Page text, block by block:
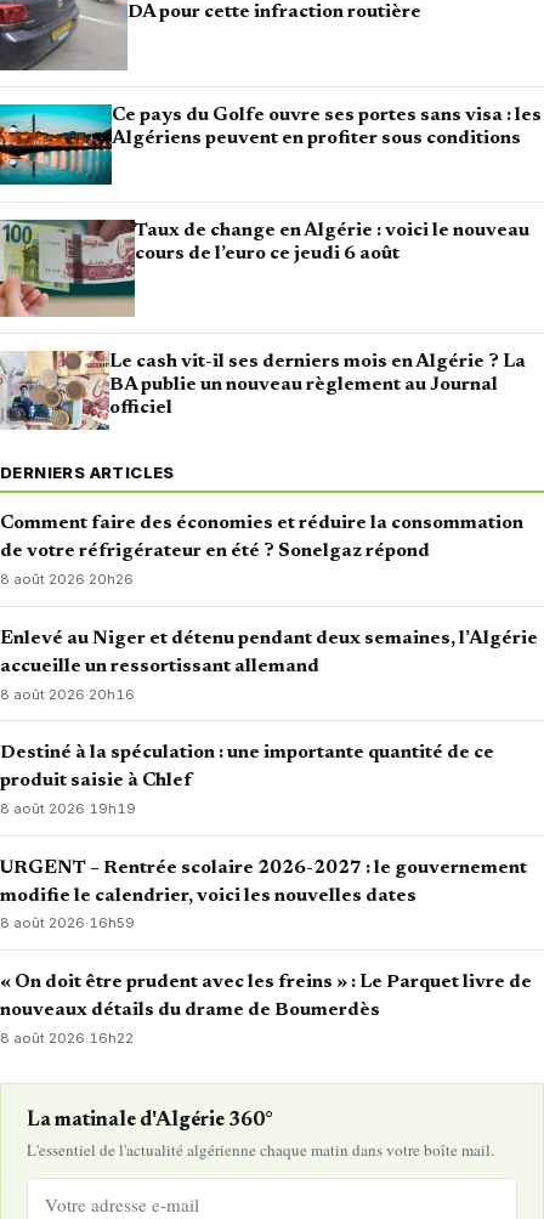
DA pour cette infraction routière
Ce pays du Golfe ouvre ses portes sans visa : les
Algériens peuvent en profiter sous conditions
Taux de change en Algérie : voici le nouveau
cours de l’euro ce jeudi 6 août
Le cash vit-il ses derniers mois en Algérie ? La
BA publie un nouveau règlement au Journal
officiel
DERNIERS ARTICLES
Comment faire des économies et réduire la consommation
de votre réfrigérateur en été ? Sonelgaz répond
8 août 2026·20h26
Enlevé au Niger et détenu pendant deux semaines, l’Algérie
accueille un ressortissant allemand
8 août 2026·20h16
Destiné à la spéculation : une importante quantité de ce
produit saisie à Chlef
8 août 2026·19h19
URGENT – Rentrée scolaire 2026-2027 : le gouvernement
modifie le calendrier, voici les nouvelles dates
8 août 2026·16h59
« On doit être prudent avec les freins » : Le Parquet livre de
nouveaux détails du drame de Boumerdès
8 août 2026· 16h22
La matinale d'Algérie 360°
L'essentiel de l'actualité algérienne chaque matin dans votre boîte mail.